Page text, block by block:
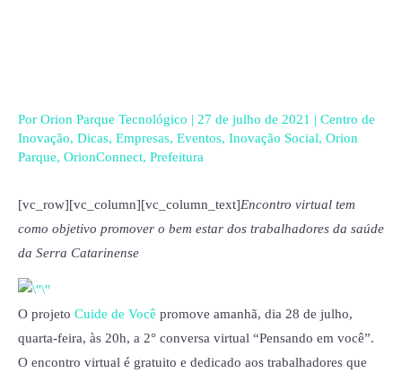
Por Orion Parque Tecnológico | 27 de julho de 2021 | Centro de
Inovação, Dicas, Empresas, Eventos, Inovação Social, Orion
Parque, OrionConnect, Prefeitura
[vc_row][vc_column][vc_column_text]Encontro virtual tem
como objetivo promover o bem estar dos trabalhadores da saúde
da Serra Catarinense
O projeto Cuide de Você promove amanhã, dia 28 de julho,
quarta-feira, às 20h, a 2° conversa virtual “Pensando em você”.
O encontro virtual é gratuito e dedicado aos trabalhadores que